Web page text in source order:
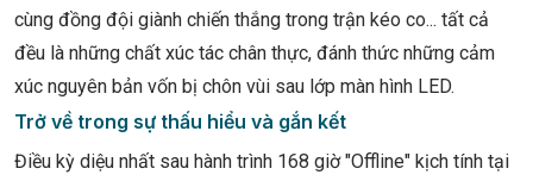
cùng đồng đội giành chiến thắng trong trận kéo co... tất cả
đều là những chất xúc tác chân thực, đánh thức những cảm
xúc nguyên bản vốn bị chôn vùi sau lớp màn hình LED.
Trở về trong sự thấu hiểu và gắn kết
Điều kỳ diệu nhất sau hành trình 168 giờ "Offline" kịch tính tại